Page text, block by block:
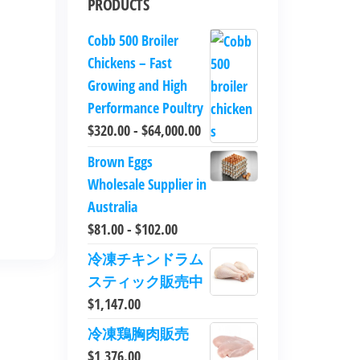
PRODUCTS
Cobb 500 Broiler
Chickens – Fast
Growing and High
Performance Poultry
$320.00- $64,000.00
Brown Eggs
Wholesale Supplier in
Australia
$81.00- $102.00
冷凍チキンドラム
スティック販売中
$1,147.00
冷凍鶏胸肉販売
$1,376.00